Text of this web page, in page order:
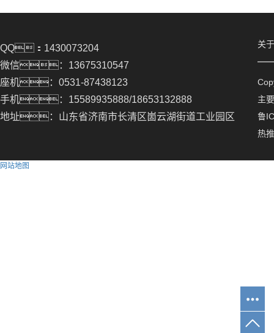
QQ：1430073204
微信：13675310547
座机：0531-87438123
手机：15589935888/18653132888
地址：山东省济南市长清区崮云湖街道工业园区
关
主
鲁
热
网站地图